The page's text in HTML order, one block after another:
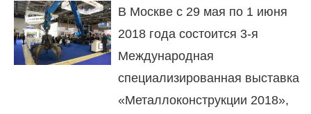
В Москве с 29 мая по 1 июня
2018 года состоится 3-я
Международная
специализированная выставка
«Металлоконструкции 2018»,